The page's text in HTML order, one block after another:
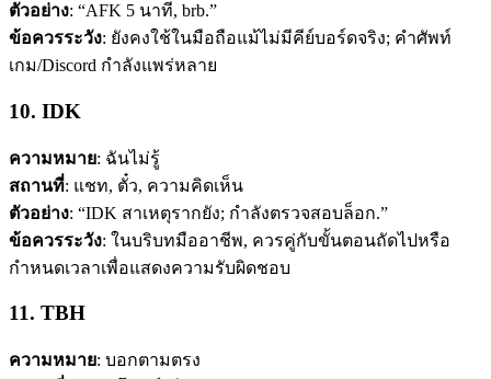
ตัวอย่าง: “AFK 5 นาที, brb.”
ข้อควรระวัง: ยังคงใช้ในมือถือแม้ไม่มีคีย์บอร์ดจริง; คำศัพท์
เกม/Discord กำลังแพร่หลาย
10. IDK
ความหมาย: ฉันไม่รู้
สถานที่: แชท, ตั๋ว, ความคิดเห็น
ตัวอย่าง: “IDK สาเหตุรากยัง; กำลังตรวจสอบล็อก.”
ข้อควรระวัง: ในบริบทมืออาชีพ, ควรคู่กับขั้นตอนถัดไปหรือ
กำหนดเวลาเพื่อแสดงความรับผิดชอบ
11. TBH
ความหมาย: บอกตามตรง